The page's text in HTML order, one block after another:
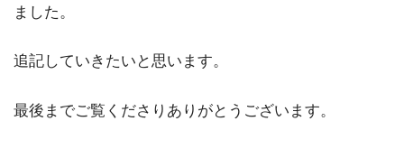
ました。
追記していきたいと思います。
最後までご覧くださりありがとうございます。